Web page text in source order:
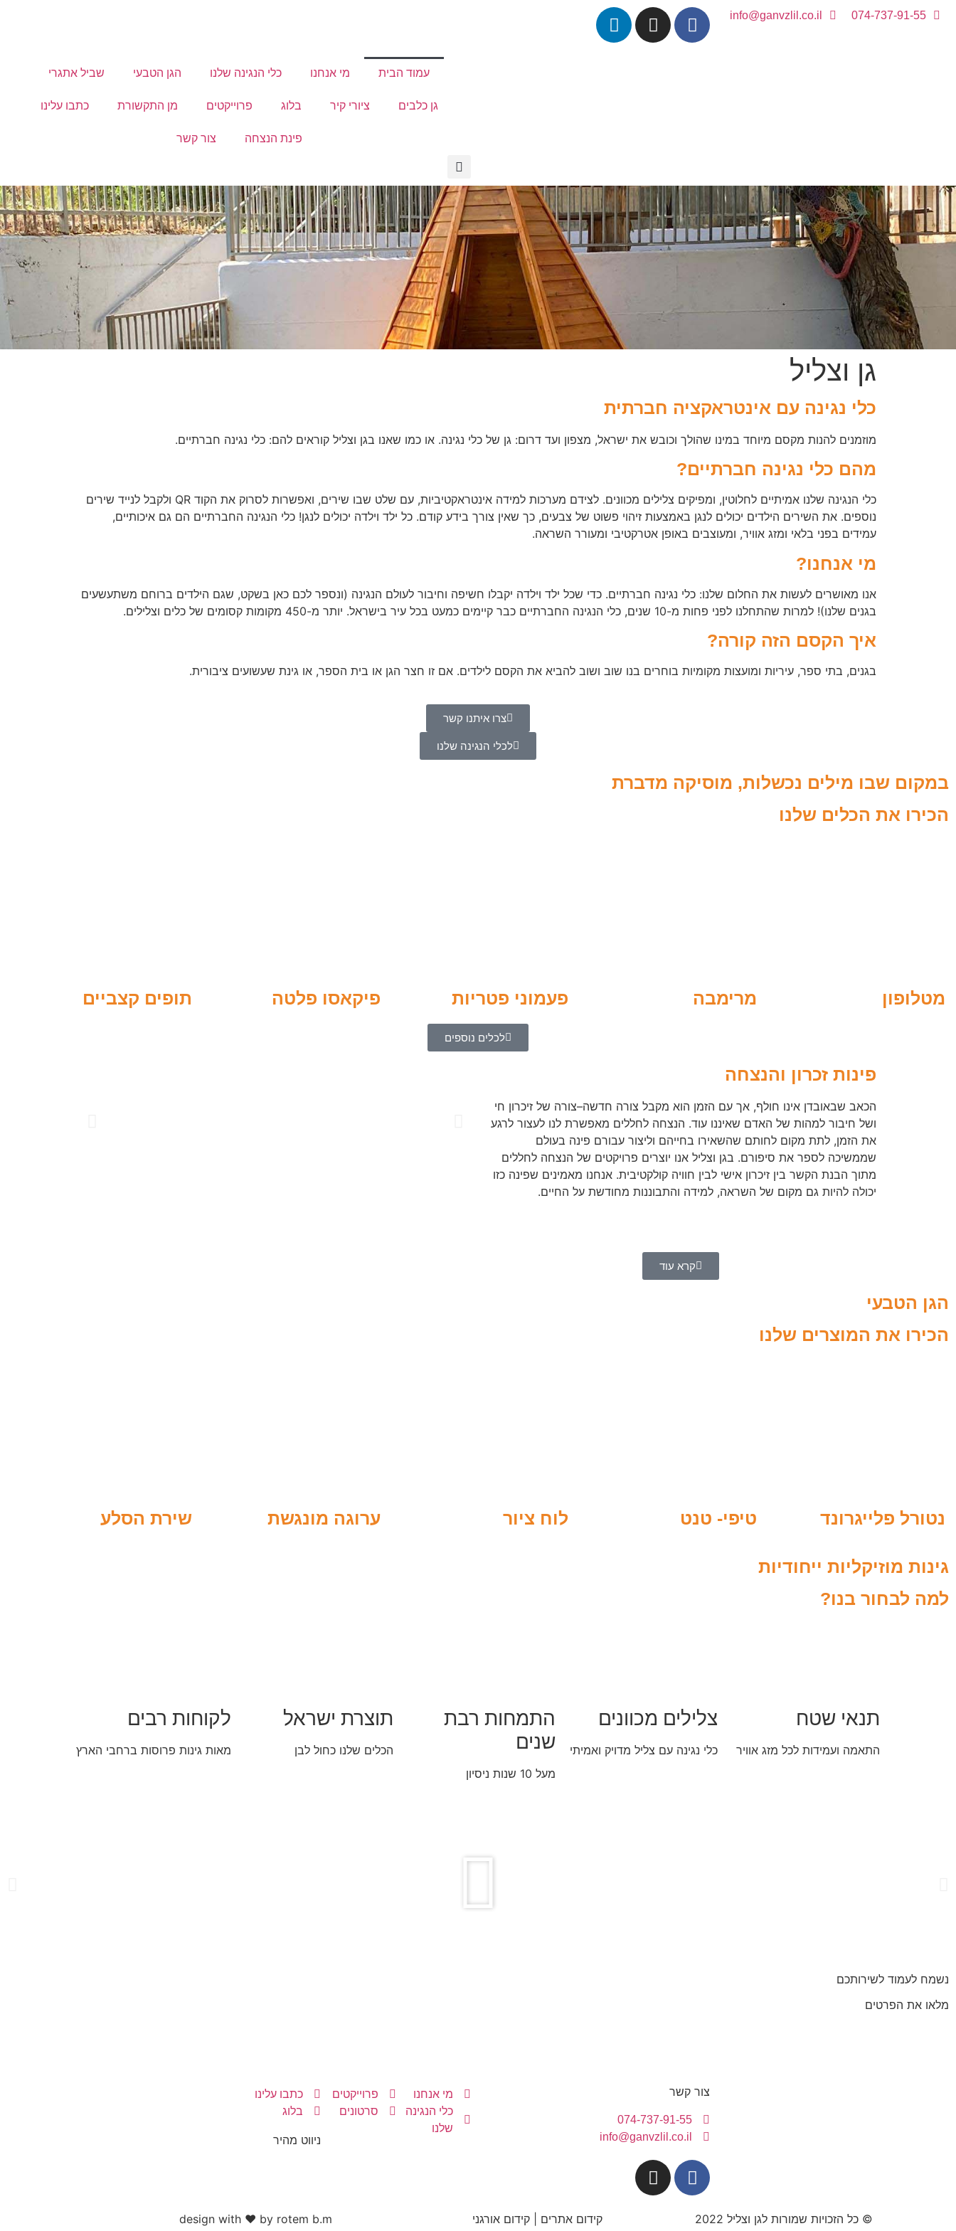
074-737-91-55
info@ganvzlil.co.il
עמוד הבית מי אנחנו כלי הנגינה שלנו הגן הטבעי שביל אתגרי
גן כלבים ציורי קיר בלוג פרוייקטים מן התקשורת כתבו עלינו
פינת הנצחה צור קשר
גן וצליל
כלי נגינה עם אינטראקציה חברתית
מוזמנים להנות מקסם מיוחד במינו שהולך וכובש את ישראל, מצפון ועד דרום: גן של כלי נגינה. או כמו שאנו בגן וצליל קוראים להם: כלי נגינה חברתיים.
מהם כלי נגינה חברתיים?
כלי הנגינה שלנו אמיתיים לחלוטין, ומפיקים צלילים מכוונים. לצידם מערכות למידה אינטראקטיביות, עם שלט שבו שירים, ואפשרות לסרוק את הקוד QR ולקבל לנייד שירים
נוספים. את השירים הילדים יכולים לנגן באמצעות זיהוי פשוט של צבעים, כך שאין צורך בידע קודם. כל ילד וילדה יכולים לנגן! כלי הנגינה החברתיים הם גם איכותיים,
עמידים בפני בלאי ומזג אוויר, ומעוצבים באופן אטרקטיבי ומעורר השראה.
מי אנחנו?
אנו מאושרים לעשות את החלום שלנו: כלי נגינה חברתיים. כדי שכל ילד וילדה יקבלו חשיפה וחיבור לעולם הנגינה (ונספר לכם כאן בשקט, שגם הילדים ברוחם משתעשעים
בגנים שלנו)! למרות שהתחלנו לפני פחות מ-10 שנים, כלי הנגינה החברתיים כבר קיימים כמעט בכל עיר בישראל. יותר מ-450 מקומות קסומים של כלים וצלילים.
איך הקסם הזה קורה?
בגנים, בתי ספר, עיריות ומועצות מקומיות בוחרים בנו שוב ושוב להביא את הקסם לילדים. אם זו חצר הגן או בית הספר, או גינת שעשועים ציבורית.
צרו איתנו קשר
לכלי הנגינה שלנו
במקום שבו מילים נכשלות, מוסיקה מדברת
הכירו את הכלים שלנו
מטלופון מרימבה פעמוני פטריות פיקאסו פלטה תופים קצביים
לכלים נוספים
פינות זכרון והנצחה
הכאב שבאובדן אינו חולף, אך עם הזמן הוא מקבל צורה חדשה–צורה של זיכרון חי
ושל חיבור למהות של האדם שאיננו עוד. הנצחה לחללים מאפשרת לנו לעצור לרגע
את הזמן, לתת מקום לחותם שהשאירו בחייהם וליצור עבורם פינה בעולם
שממשיכה לספר את סיפורם. בגן וצליל אנו יוצרים פרויקטים של הנצחה לחללים
מתוך הבנת הקשר בין זיכרון אישי לבין חוויה קולקטיבית. אנחנו מאמינים שפינה כזו
יכולה להיות גם מקום של השראה, למידה והתבוננות מחודשת על החיים.
קרא עוד
הגן הטבעי
הכירו את המוצרים שלנו
נטורל פלייגרונד טיפי- טנט לוח ציור ערוגה מונגשת שירת הסלע
גינות מוזיקליות ייחודיות
למה לבחור בנו?
תנאי שטח
התאמה ועמידות לכל מזג אוויר
צלילים מכוונים
כלי נגינה עם צליל מדויק ואמיתי
התמחות רבת
שנים
מעל 10 שנות ניסיון
תוצרת ישראל
הכלים שלנו כחול לבן
לקוחות רבים
מאות גינות פרוסות ברחבי הארץ
נשמח לעמוד לשירותכם
מלאו את הפרטים
צור קשר
074-737-91-55
info@ganvzlil.co.il
מי אנחנו
כלי הנגינה
שלנו
פרוייקטים
סרטונים
כתבו עלינו
בלוג
ניווט מהיר
© כל הזכויות שמורות לגן וצליל 2022 קידום אתרים | קידום אורגני design with ♥ by rotem b.m